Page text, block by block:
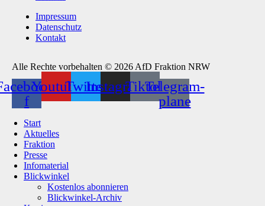
Impressum
Datenschutz
Kontakt
Alle Rechte vorbehalten © 2026 AfD Fraktion NRW
f
YoutubeTwitterInstagramTiktokTelegram-
plane
Start
Aktuelles
Fraktion
Presse
Infomaterial
Blickwinkel
Kostenlos abonnieren
Blickwinkel-Archiv